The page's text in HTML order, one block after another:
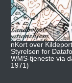
nKort over
Styrelsen for
WMS-tjeneste via
1971)